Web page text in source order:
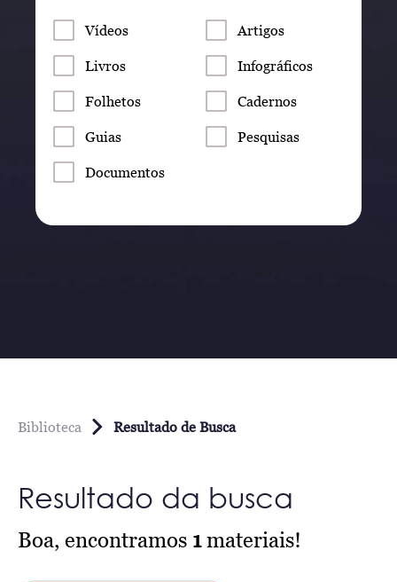
Vídeos Artigos
Livros Infográficos
Folhetos Cadernos
Guias Pesquisas
Documentos
Biblioteca Resultado de Busca
Resultado da busca
Boa, encontramos 1materiais!